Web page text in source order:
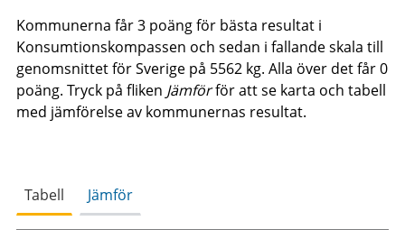
Kommunerna får 3 poäng för bästa resultat i
Konsumtionskompassen och sedan i fallande skala till
genomsnittet för Sverige på 5562 kg. Alla över det får 0
poäng. Tryck på fliken Jämförför att se karta och tabell
med jämförelse av kommunernas resultat.
Tabell Jämför